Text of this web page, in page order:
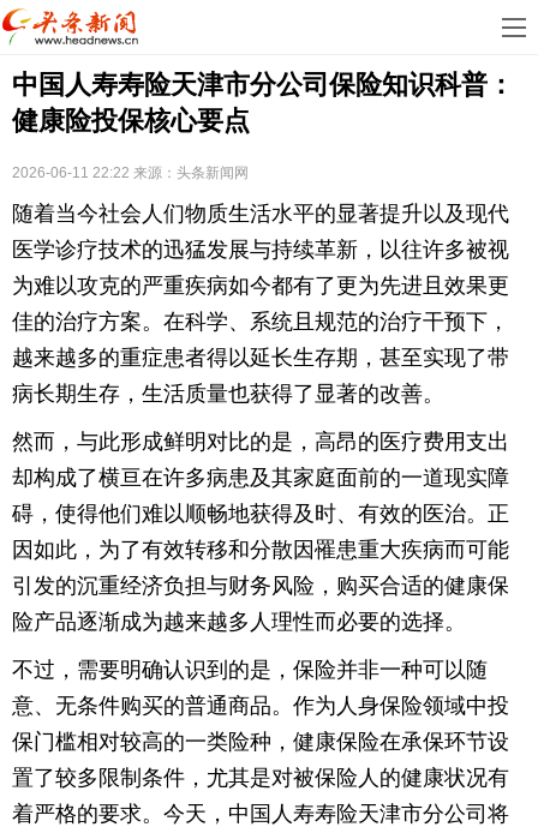
首
页
娱
乐
科
地
产
汽
车
育
健
活
时
尚
体
育
育
儿
旅
戏
快
中国人寿寿险天津市分公司保险知识科普：
健康险投保核心要点
2026-06-11 22:22 来源： 头条新闻网
随着当今社会人们物质生活水平的显著提升以及现代
医学诊疗技术的迅猛发展与持续革新，以往许多被视
为难以攻克的严重疾病如今都有了更为先进且效果更
佳的治疗方案。在科学、系统且规范的治疗干预下，
越来越多的重症患者得以延长生存期，甚至实现了带
病长期生存，生活质量也获得了显著的改善。
然而，与此形成鲜明对比的是，高昂的医疗费用支出
却构成了横亘在许多病患及其家庭面前的一道现实障
碍，使得他们难以顺畅地获得及时、有效的医治。正
因如此，为了有效转移和分散因罹患重大疾病而可能
引发的沉重经济负担与财务风险，购买合适的健康保
险产品逐渐成为越来越多人理性而必要的选择。
不过，需要明确认识到的是，保险并非一种可以随
意、无条件购买的普通商品。作为人身保险领域中投
保门槛相对较高的一类险种，健康保险在承保环节设
置了较多限制条件，尤其是对被保险人的健康状况有
着严格的要求。今天，中国人寿寿险天津市分公司将